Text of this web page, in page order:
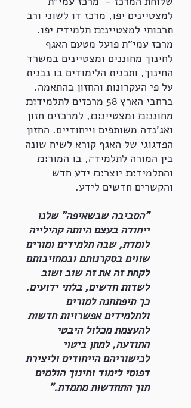
למצטיינים יפו, מרכז דו לשוני ורב
תרבותי למצטיינ׊׉ תלמיד׏ יפו.
מרכז עמי"ת פועל מטעם האגף
לחינוך מחוננים ומצטיינים במשרד
החינוך, ותכנית הלימודים בו נבנית
על פי העקרונות והחזון בהתאמה.
ברחבי הארץ 58 מרכזים לתלמיד׊׉
מחוננ׊׉ ומצטיינ׊׉, למרכזים חזון
ואג'נדה משותפים וייחודיים. החזון
הפדגוגי של האגף קורא לשיח שונה
בין המורה לתלמיד׌, בו המור׊׉
והתלמיד׊׉ יוצר׊׉ ידע חדש
והקשרים חדשים לידע.
"הסביבה שבשאיפה" שלנו
ייחודה בעצם היותה קהילייה
לומדת, שבה תלמידים ומורים
שווים בסקרנותם ובמחויבותם
לקחת זה את זה שוב ושוב
לשדות חדשים, בלתי ידועים.
כך תיפתחנה למורים
ולתלמידים אפשרויות חדשות
להעצמת מכלול היבטי
התודעה, למתן ביטוי
לכישוריהם הייחודים וליצירת
דפוסי לימוד וחינוך הולמים
תוך התחדשות מתמדת."